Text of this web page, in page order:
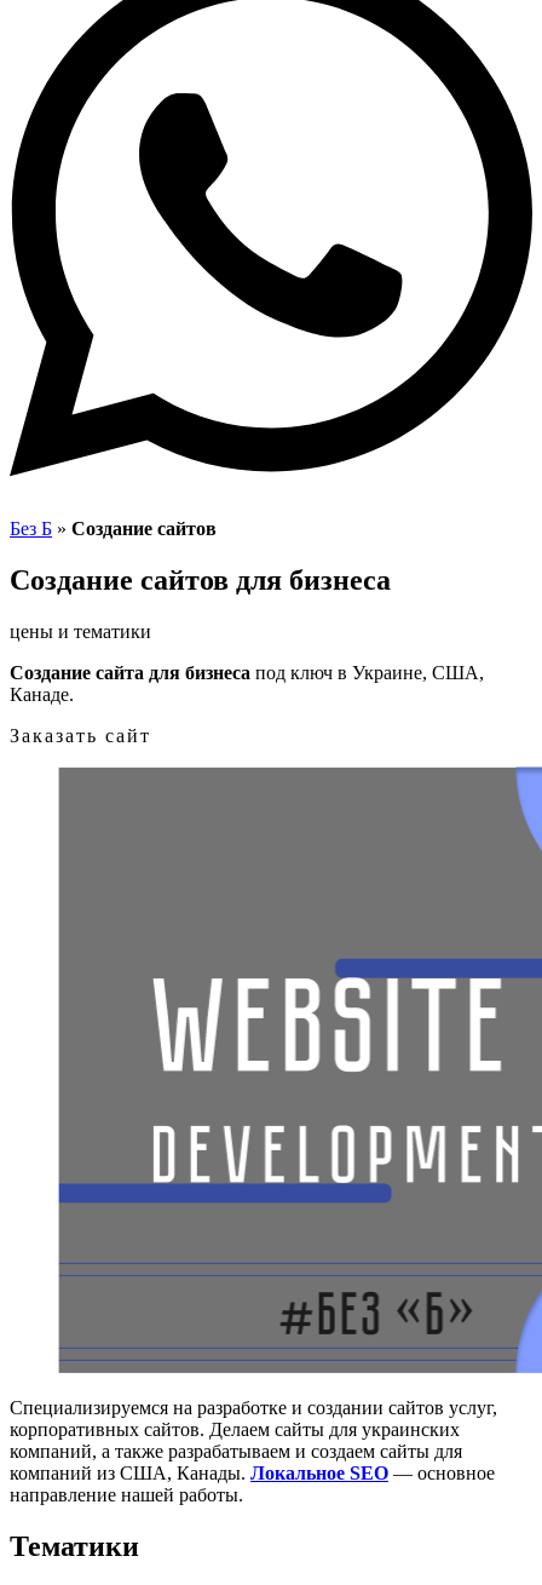
Без Б » Создание сайтов
Создание сайтов для бизнеса
цены и тематики
Создание сайта для бизнеса под ключ в Украине, США,
Канаде.
Заказать сайт
Специализируемся на разработке и создании сайтов услуг,
корпоративных сайтов. Делаем сайты для украинских
компаний, а также разрабатываем и создаем сайты для
компаний из США, Канады. Локальное SEO — основное
направление нашей работы.
Тематики